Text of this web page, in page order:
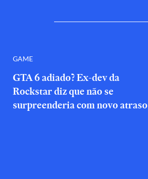
GAME
GTA 6 adiado? Ex-dev da
Rockstar diz que não se
surpreenderia com novo atraso